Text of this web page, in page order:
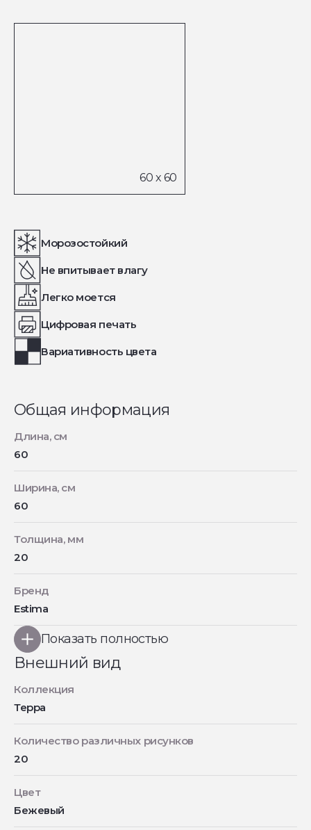
Морозостойкий
Не впитывает влагу
Легко моется
Цифровая печать
Вариативность цвета
Общая информация
Длина, см
60
Ширина, см
60
Толщина, мм
20
Бренд
Estima
Показать полностью
Внешний вид
Коллекция
Терра
Количество различных рисунков
20
Цвет
Бежевый